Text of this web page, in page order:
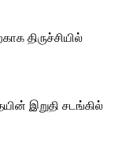
திருச்சியில்
இறுதி சடங்கில்